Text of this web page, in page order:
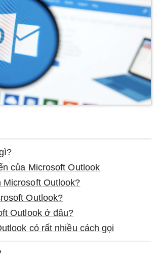
của Microsoft Outlook
Microsoft Outlook?
Outlook?
Outlook ở đâu?
có rất nhiều cách gọi